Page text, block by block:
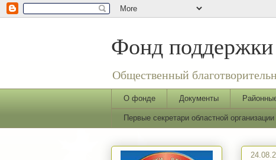
Фонд поддержки
Общественный
О фонде Документы
Первые секретари областной